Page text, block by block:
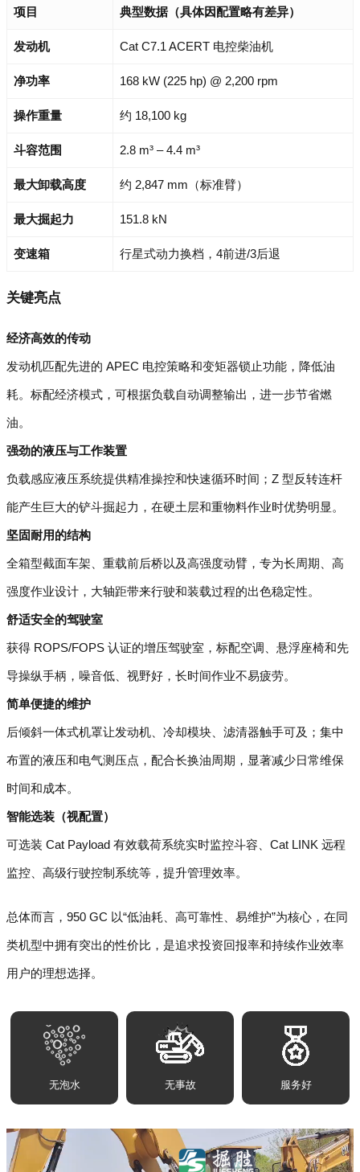
项目 典型数据（具体因配置略有差异）
发动机 Cat C7.1 ACERT 电控柴油机
净功率 168 kW (225 hp) @ 2,200 rpm
操作重量 约 18,100 kg
斗容范围 2.8 m³ – 4.4 m³
最大卸载高度 约 2,847 mm（标准臂）
最大掘起力 151.8 kN
变速箱 行星式动力换档，4前进/3后退
关键亮点
经济高效的传动
发动机匹配先进的 APEC 电控策略和变矩器锁止功能，降低油
耗。标配经济模式，可根据负载自动调整输出，进一步节省燃
油。
强劲的液压与工作装置
负载感应液压系统提供精准操控和快速循环时间；Z 型反转连杆
能产生巨大的铲斗掘起力，在硬土层和重物料作业时优势明显。
坚固耐用的结构
全箱型截面车架、重载前后桥以及高强度动臂，专为长周期、高
强度作业设计，大轴距带来行驶和装载过程的出色稳定性。
舒适安全的驾驶室
获得 ROPS/FOPS 认证的增压驾驶室，标配空调、悬浮座椅和先
导操纵手柄，噪音低、视野好，长时间作业不易疲劳。
简单便捷的维护
后倾斜一体式机罩让发动机、冷却模块、滤清器触手可及；集中
布置的液压和电气测压点，配合长换油周期，显著减少日常维保
时间和成本。
智能选装（视配置）
可选装 Cat Payload 有效载荷系统实时监控斗容、Cat LINK 远程
监控、高级行驶控制系统等，提升管理效率。
总体而言，950 GC 以“低油耗、高可靠性、易维护”为核心，在同
类机型中拥有突出的性价比，是追求投资回报率和持续作业效率
用户的理想选择。
无泡水 无事故 服务好